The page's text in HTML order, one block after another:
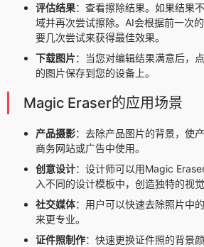
评估结果：查看擦除结果。如果结果
域并再次尝试擦除。AI会根据前一次
要几次尝试来获得最佳效果。
下载图片：当您对编辑结果满意后，
的图片保存到您的设备上。
Magic Eraser的应用场景
产品摄影：去除产品图片的背景，使
商务网站或广告中使用。
创意设计：设计师可以用Magic
入不同的设计模板中，创造独特的视觉
社交媒体：用户可以快速去除照片中
来更专业。
证件照制作：快速更换证件照的背景